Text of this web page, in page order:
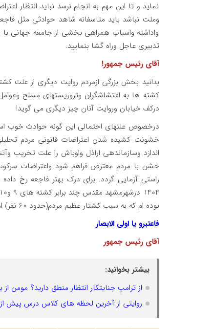
نماید و تا این مهم به انجام نرسد نباید انتظار
وملت نباشد باید متاسفانه شاهد حوادثی مثل
واداشته واسباب همراهی بخشی از جامعه جهانی
تدبیری عاجل وراه گشا بنمایید.
آقای رئیس جمهور!
بدانید بخش بزرگی ازمردم روایت دیگری از علت
کشته ها به اغتشاشگران وتروریستهای مسلح
درکف خیابان وروایت آنان چیز دیگری می گوید!
درخصوص علتهای احتمالی این گونه حوادث خوب
خشونت کشیده شدن اعتراضات قانونی مردم
اندازد وسازماندهی اراذل واوباش را علت
خشن با مردم معترض فراهم شود واعتراضات
بوده ام که به سبب کشتار عظیم مردم(حدود ۶۰ نفر) اما همین تعداد نیز درنهایت منجر به سقوط رژیم طاغوت گردید!
فاعتبرو یا اولی الابصار
آقای رئیس جمهور
بیشتر بخوانید:
از ترامپ جنایتکار انتظار منطق دارید؟ مومن
روایتی از آخرین لحظه های کلاس درس پیش از